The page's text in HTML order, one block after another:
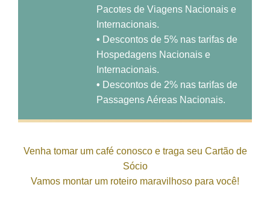
Pacotes de Viagens Nacionais e
Internacionais.
• Descontos de 5% nas tarifas de
Hospedagens Nacionais e
Internacionais.
• Descontos de 2% nas tarifas de
Passagens Aéreas Nacionais.
Venha tomar um café conosco e traga seu Cartão de
Sócio
Vamos montar um roteiro maravilhoso para você!